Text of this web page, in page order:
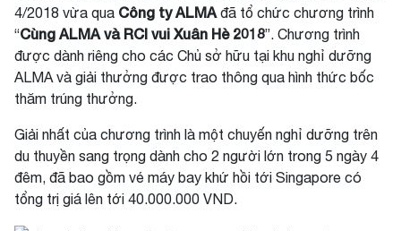
4/2018 vừa qua Công ty ALMA đã tổ chức chương trình
“Cùng ALMA và RCI vui Xuân Hè 2018”. Chương trình
được dành riêng cho các Chủ sở hữu tại khu nghỉ dưỡng
ALMA và giải thưởng được trao thông qua hình thức bốc
thăm trúng thưởng.
Giải nhất của chương trình là một chuyến nghỉ dưỡng trên
du thuyền sang trọng dành cho 2 người lớn trong 5 ngày 4
đêm, đã bao gồm vé máy bay khứ hồi tới Singapore có
tổng trị giá lên tới 40.000.000 VND.